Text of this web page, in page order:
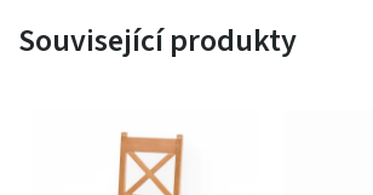
Související produkty